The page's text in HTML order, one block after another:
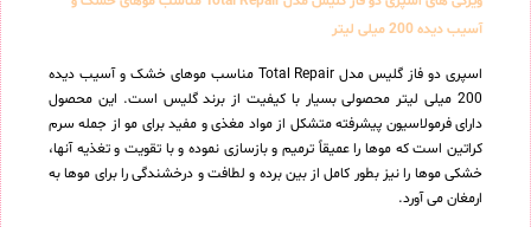
آسیب دیده 200 میلی لیتر
اسپری دو فاز گلیس مدل Total Repair مناسب موهای خشک و آسیب دیده
200 میلی لیتر محصولی بسیار با کیفیت از برند گلیس است. این محصول
دارای فرمولاسیون پیشرفته متشکل از مواد مغذی و مفید برای مو از جمله سرم
کراتین است که موها را عمیقاً ترمیم و بازسازی نموده و با تقویت و تغذیه آنها،
خشکی موها را نیز بطور کامل از بین برده و لطافت و درخشندگی را برای موها به
ارمغان می آورد.